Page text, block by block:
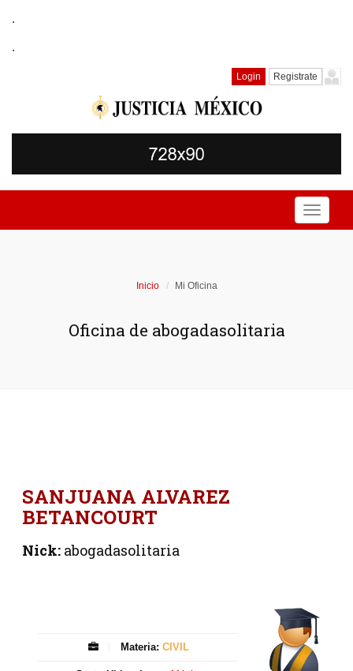
.
.
Login Registrate
Toggle
Inicio Mi Oficina
Oficina de abogadasolitaria
SANJUANA ALVAREZ
BETANCOURT
Nick:abogadasolitaria
Materia: CIVIL